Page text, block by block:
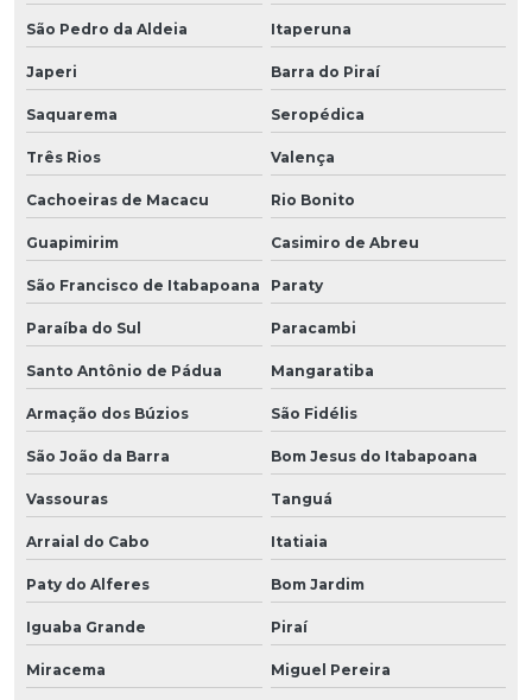
São Pedro da Aldeia Itaperuna
Japeri Barra do Piraí
Saquarema Seropédica
Três Rios Valença
Cachoeiras de Macacu Rio Bonito
Guapimirim Casimiro de Abreu
São Francisco de Itabapoana Paraty
Paraíba do Sul Paracambi
Santo Antônio de Pádua Mangaratiba
Armação dos Búzios São Fidélis
São João da Barra Bom Jesus do Itabapoana
Vassouras Tanguá
Arraial do Cabo Itatiaia
Paty do Alferes Bom Jardim
Iguaba Grande Piraí
Miracema Miguel Pereira